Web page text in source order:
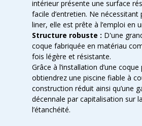
intérieur présente une surface
facile d’entretien. Ne nécessitant
liner, elle est prête à l’emploi en
Structure robuste : D'une
coque fabriquée en matériau
fois légère et résistante.
Grâce à l’installation d’une
obtiendrez une piscine fiable à
construction réduit ainsi qu’une
décennale par capitalisation sur
l’étanchéité.